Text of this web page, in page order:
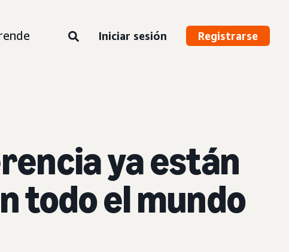
Iniciar sesión Registrarse
ya están
todo el mundo